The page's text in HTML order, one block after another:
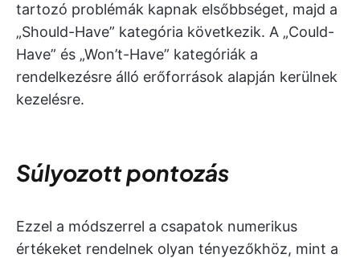
tartozó problémák kapnak elsőbbséget, majd a
„Should-Have” kategória következik. A „Could-
Have” és „Won’t-Have” kategóriák a
rendelkezésre álló erőforrások alapján kerülnek
kezelésre.
Súlyozott pontozás
Ezzel a módszerrel a csapatok numerikus
értékeket rendelnek olyan tényezőkhöz, mint a